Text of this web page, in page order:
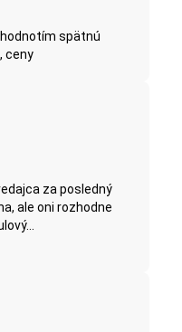
spätnú
ceny
za posledný
ale oni rozhodne